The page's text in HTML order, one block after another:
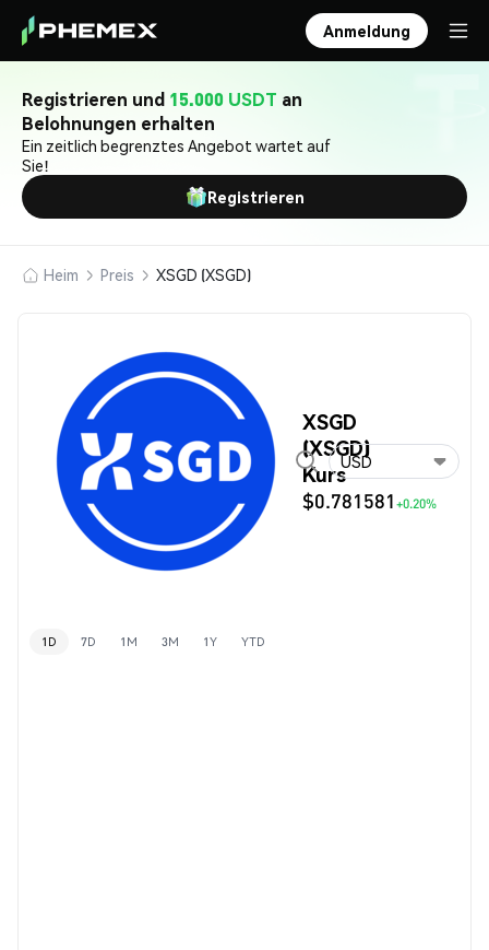
Anmeldung
Registrieren und 15.000 USDT an
Belohnungen erhalten
Ein zeitlich begrenztes Angebot wartet auf
Sie!
Registrieren
Heim Preis XSGD (XSGD)
XSGD
(XSGD)
Kurs
$0.781581 +0.20%
USD
1D 7D 1M 3M 1Y YTD